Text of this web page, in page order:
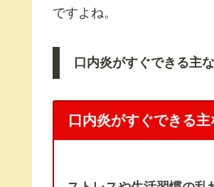
ですよね。
口内炎がすぐできる主
口内炎がすぐできる主